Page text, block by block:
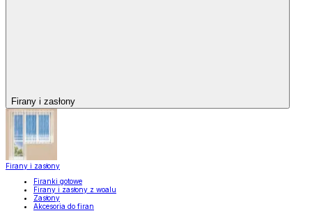
Firany i zasłony
Firany i zasłony
Firanki gotowe
Firany i zasłony z woalu
Zasłony
Akcesoria do firan